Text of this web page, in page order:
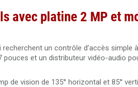
avec platine 2 MP et
recherchent un contrôle d’accès simple
pouces et un distributeur vidéo-audio
de vision de 135° horizontal et 85°